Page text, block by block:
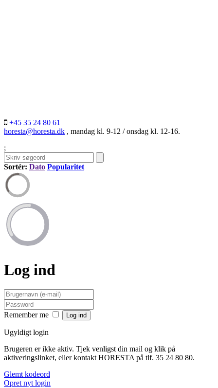
+45 35 24 80 61
horesta@horesta.dk , mandag kl. 9-12 / onsdag kl. 12-16.
;
Sortér: Dato Popularitet
Log ind
Remember me
Ugyldigt login
Brugeren er ikke aktiv. Tjek venligst din mail og klik på
aktiveringslinket, eller kontakt HORESTA på tlf. 35 24 80 80.
Glemt kodeord
Opret nyt login